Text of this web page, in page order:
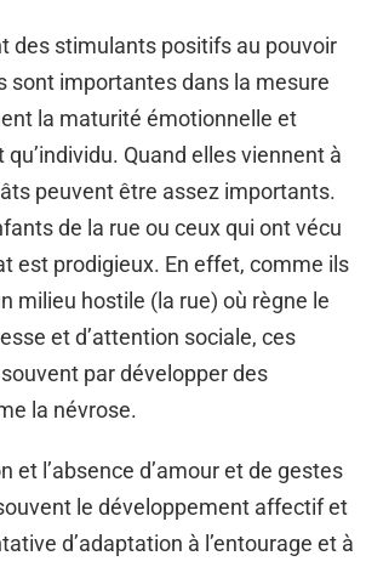
des stimulants positifs au pouvoir
sont importantes dans la mesure
la maturité émotionnelle et
qu’individu. Quand elles viennent à
peuvent être assez importants.
de la rue ou ceux qui ont vécu
est prodigieux. En effet, comme ils
milieu hostile (la rue) où règne le
et d’attention sociale, ces
par développer des
la névrose.
et l’absence d’amour et de gestes
le développement affectif et
d’adaptation à l’entourage et à